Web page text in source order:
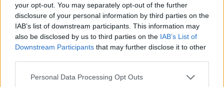
your opt-out. You may separately opt-out of the further
disclosure of your personal information by third parties on the
IAB’s list of downstream participants. This information may
also be disclosed by us to third parties on the IAB’s List of
Downstream Participants that may further disclose it to other
Please note that this website/app uses one or more Google
Personal Data Processing Opt Outs
contenuti. La scelta di periodi meno affollati
favorisce anche un turismo più sostenibile:
itinerario rapido non significa fretta, ma
ottimizzazione delle visite con minore impatto
ambientale. Le aziende leader nel turismo locale
stanno già promuovendo soluzioni che bilanciano